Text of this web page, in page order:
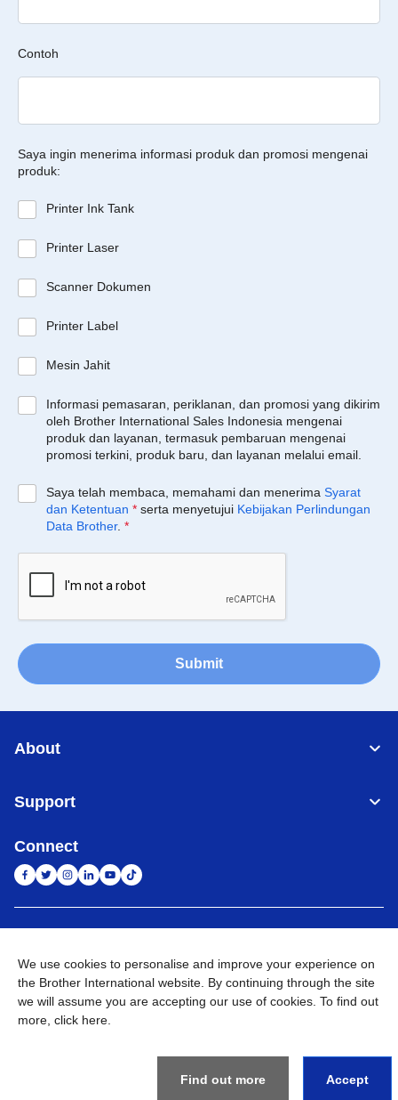
Contoh
Saya ingin menerima informasi produk dan promosi mengenai
produk:
Printer Ink Tank
Printer Laser
Scanner Dokumen
Printer Label
Mesin Jahit
Informasi pemasaran, periklanan, dan promosi yang dikirim
oleh Brother International Sales Indonesia mengenai
produk dan layanan, termasuk pembaruan mengenai
promosi terkini, produk baru, dan layanan melalui email.
Saya telah membaca, memahami dan menerima Syarat
dan Ketentuan * serta menyetujui Kebijakan Perlindungan
Data Brother. *
Submit
About
Support
Connect
Privacy Policy Ketentuan Penggunaan Site Map Kunjungi Situs Global
©2026BROTHER INTERNATIONAL SALES INDONESIA All
We use cookies to personalise and improve your experience on
the Brother International website. By continuing through the site
we will assume you are accepting our use of cookies. To find out
more, click here
Find out more Accept